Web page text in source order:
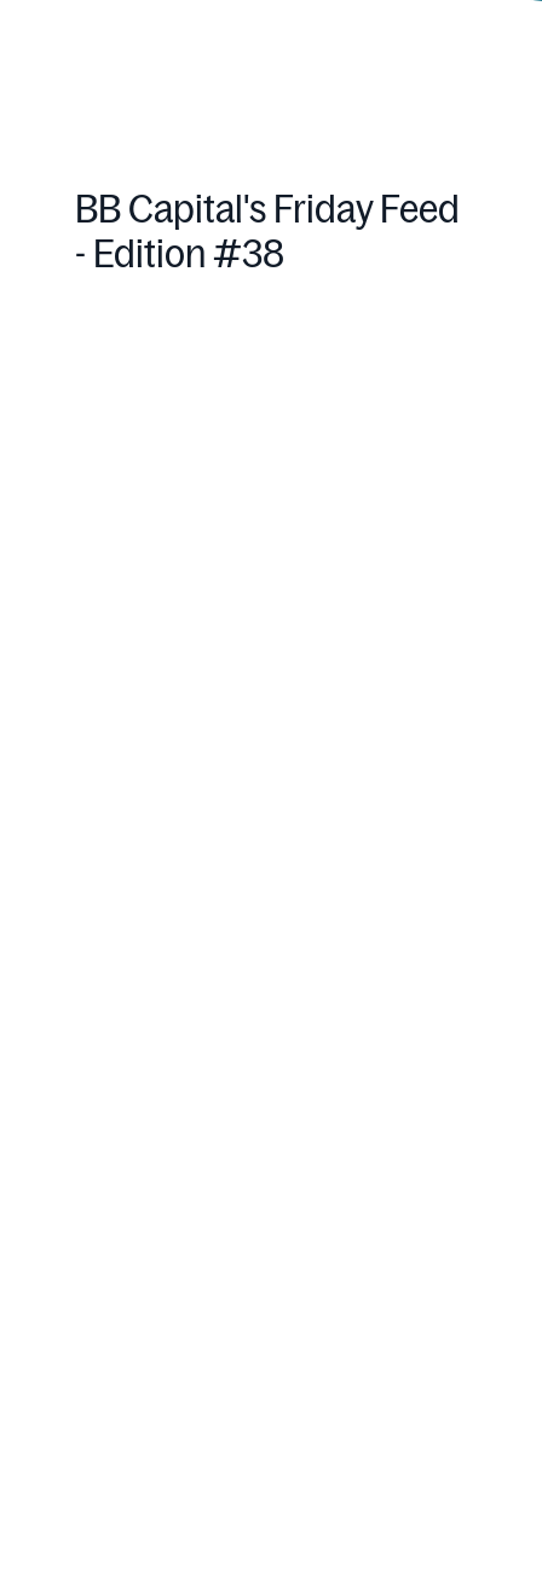
BB Capital's Friday Feed
- Edition #38